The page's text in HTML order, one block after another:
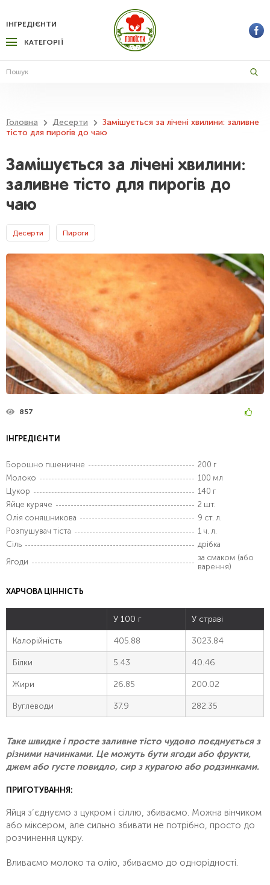
КАТЕГОРІЇ
ІНГРЕДІЄНТИ
Головна Десерти
Замішується за лічені хвилини: заливне
тісто для пирогів до чаю
Замішується за лічені хвилини:
заливне тісто для пирогів до
чаю
Десерти Пироги
857
ІНГРЕДІЄНТИ
Борошно пшеничне
200 г
Молоко
100 мл
Цукор
140 г
Яйце куряче
2 шт.
Олія соняшникова
9 ст. л.
Розпушувач тіста
1 ч. л.
Сіль
дрібка
Ягоди
за смаком (або
варення)
ХАРЧОВА ЦІННІСТЬ
У 100 г У страві
Калорійність 405.88 3023.84
Білки 5.43 40.46
Жири 26.85 200.02
Вуглеводи 37.9 282.35
Таке швидке і просте заливне тісто чудово поєднується з
різними начинками. Це можуть бути ягоди або фрукти,
джем або густе повидло, сир з курагою або родзинками.
ПРИГОТУВАННЯ:
Яйця з’єднуємо з цукром і сіллю, збиваємо. Можна вінчиком
або міксером, але сильно збивати не потрібно, просто до
розчинення цукру.
Вливаємо молоко та олію, збиваємо до однорідності.